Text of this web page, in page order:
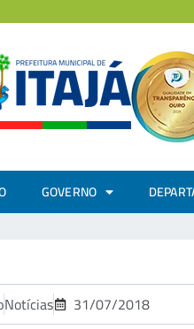
GOVERNO
Notícias 31/07/2018